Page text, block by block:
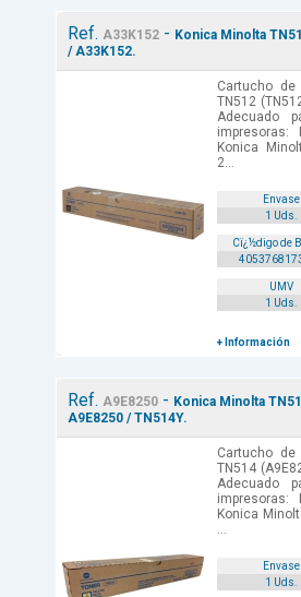
Ref. A33K152- Konica Minolta
/ A33K152.
Cartucho
TN512
Adecuado
impresoras:
Konica
2...
Envase
1 Uds.
Cï¿½digo de
UMV
1 Uds.
+ Información
Ref. A9E8250- Konica Minolta
A9E8250 / TN514Y.
Cartucho
TN514
Adecuado
impresoras:
Konica
...
Envase
1 Uds.